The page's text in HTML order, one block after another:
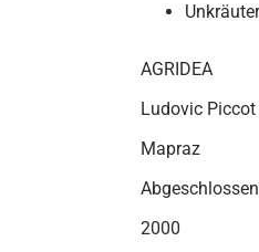
Unkräuter
AGRIDEA
Ludovic Piccot
Mapraz
Abgeschlossen
2000